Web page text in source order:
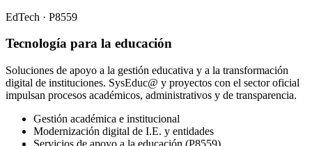
EdTech · P8559
Tecnología para la educación
Soluciones de apoyo a la gestión educativa y a la transformación
digital de instituciones. SysEduc@ y proyectos con el sector oficial
impulsan procesos académicos, administrativos y de transparencia.
Gestión académica e institucional
Modernización digital de I.E. y entidades